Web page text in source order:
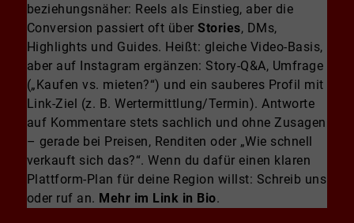
beziehungsnäher: Reels als Einstieg, aber die
Conversion passiert oft überStories, DMs,
Highlights und Guides. Heißt: gleiche Video-Basis,
aber auf Instagram ergänzen: Story-Q&A, Umfrage
(„Kaufen vs. mieten?“) und ein sauberes Profil mit
Link-Ziel (z. B. Wertermittlung/Termin). Antworte
auf Kommentare stets sachlich und ohne Zusagen
– gerade bei Preisen, Renditen oder „Wie schnell
verkauft sich das?“. Wenn du dafür einen klaren
Plattform-Plan für deine Region willst: Schreib uns
oder ruf an. Mehr im Link in Bio.